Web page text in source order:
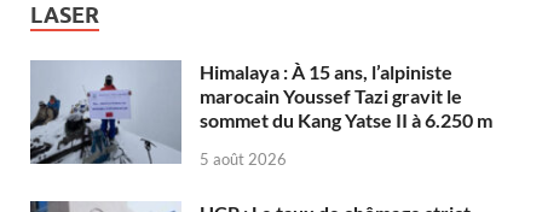
LASER
Himalaya : À 15 ans, l’alpiniste
marocain Youssef Tazi gravit le
sommet du Kang Yatse II à 6.250 m
5 août 2026